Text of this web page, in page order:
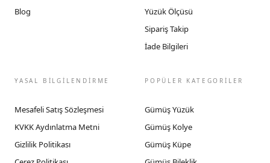
Blog
Yüzük Ölçüsü
Sipariş Takip
İade Bilgileri
YASAL BİLGİLENDİRME
Mesafeli Satış Sözleşmesi
KVKK Aydınlatma Metni
Gizlilik Politikası
POPÜLER KATEGORİLER
Gümüş Yüzük
Gümüş Kolye
Gümüş Küpe